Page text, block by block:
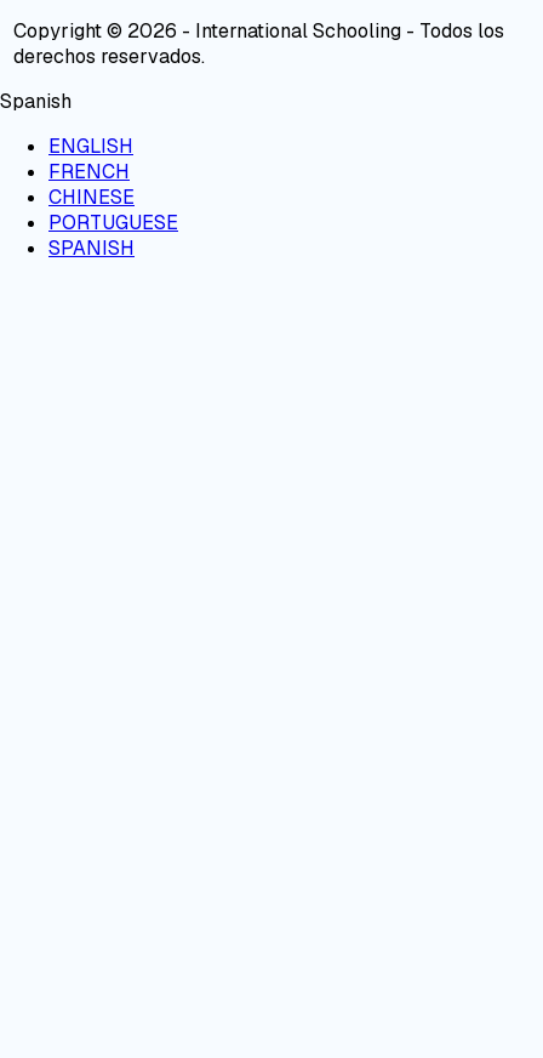
Copyright © 2026 - International Schooling - Todos los
derechos reservados.
Spanish
ENGLISH
FRENCH
CHINESE
PORTUGUESE
SPANISH